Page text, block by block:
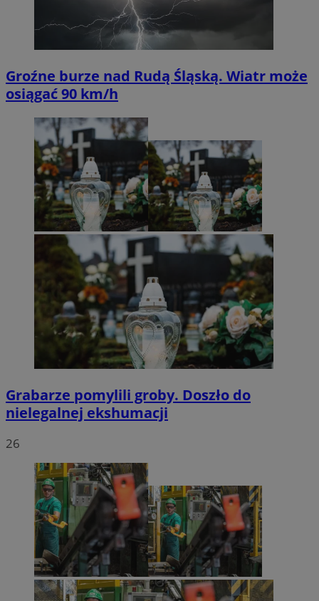
Groźne burze nad Rudą Śląską. Wiatr może
osiągać 90 km/h
Grabarze pomylili groby. Doszło do
nielegalnej ekshumacji
26